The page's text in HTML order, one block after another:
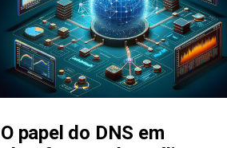
O papel do DNS em